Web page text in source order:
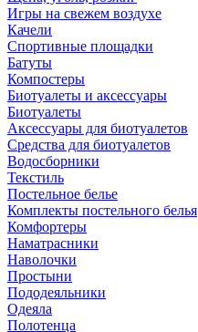
Игры на свежем воздухе
Качели
Спортивные площадки
Батуты
Компостеры
Биотуалеты и аксессуары
Биотуалеты
Аксессуары для биотуалетов
Средства для биотуалетов
Водосборники
Текстиль
Постельное белье
Комплекты постельного белья
Комфортеры
Наматрасники
Наволочки
Простыни
Пододеяльники
Одеяла
Полотенца